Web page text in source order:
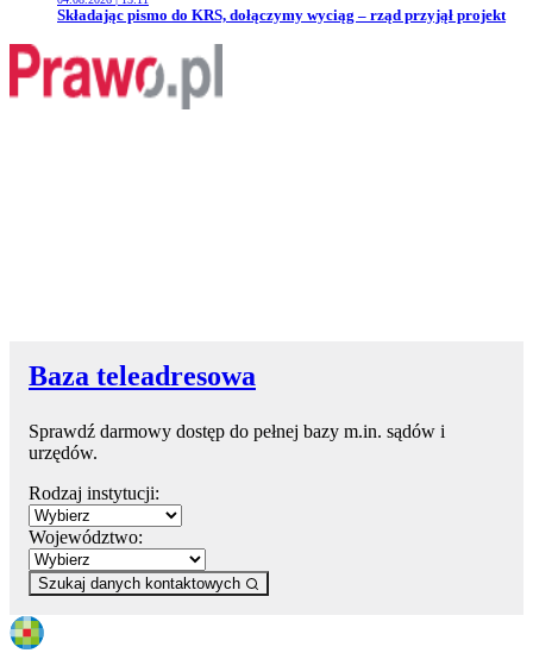
Przejdź do artykułu:
Składając pismo do KRS, dołączymy wyciąg – rząd przyjął projekt
Baza teleadresowa
Sprawdź darmowy dostęp do pełnej bazy m.in. sądów i
urzędów.
Rodzaj instytucji:
Województwo:
Szukaj danych kontaktowych